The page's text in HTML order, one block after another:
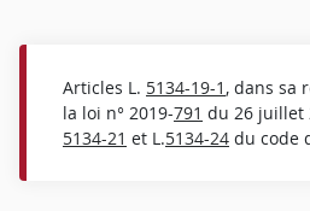
Articles L. 5134-19-1 , dans sa
la loi n° 2019-791 du 26 juillet
5134-21 et L.5134-24 du code